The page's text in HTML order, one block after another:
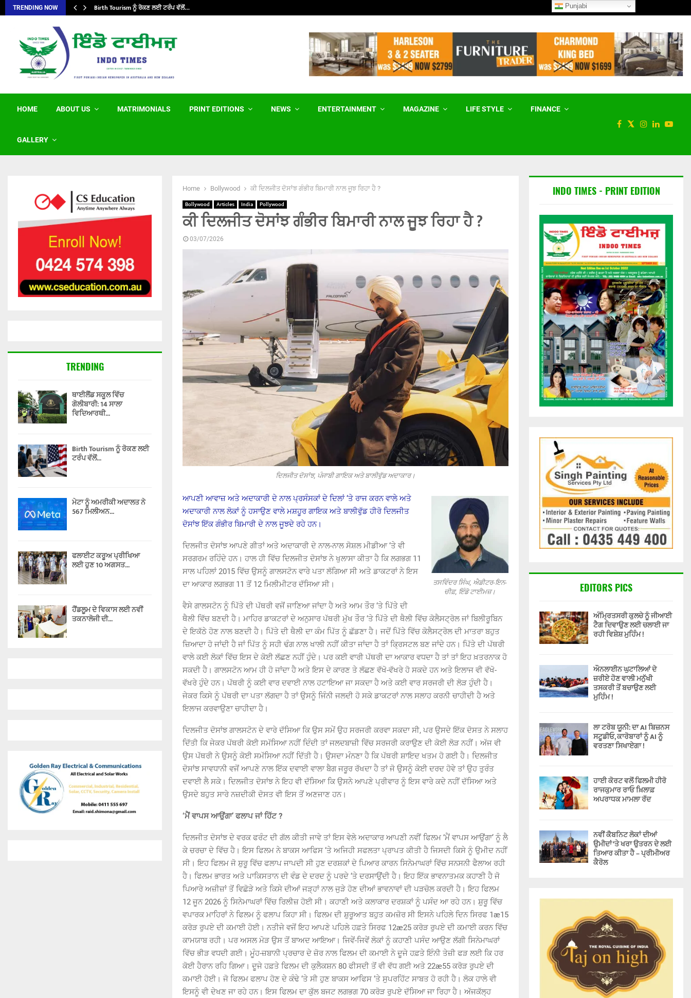
TRENDING NOW Birth Tourism ਨੂੰ ਰੋਕਣ ਲਈ ਟਰੰਪ ਵੱਲੋਂ… ਫਲਾਈਟ ਕਰੂਅ ਪ੍ਰੀਖਿਆ ਲਈ ਹੁਣ
HOME ABOUT US MATRIMONIALS PRINT EDITIONS NEWS ENTERTAINMENT MAGAZINE LIFE STYLE FINANCE
GALLERY
Home Bollywood ਕੀ ਦਿਲਜੀਤ ਦੋਸਾਂਝ ਗੰਭੀਰ ਬਿਮਾਰੀ ਨਾਲ ਜੂਝ ਰਿਹਾ ਹੈ ?
Bollywood Articles India Pollywood
ਕੀ ਦਿਲਜੀਤ ਦੋਸਾਂਝ ਗੰਭੀਰ ਬਿਮਾਰੀ ਨਾਲ ਜੂਝ ਰਿਹਾ ਹੈ ?
03/07/2026
ਦਿਲਜੀਤ ਦੋਸਾਂਝ, ਪੰਜਾਬੀ ਗਾਇਕ ਅਤੇ ਬਾਲੀਵੁੱਡ ਅਦਾਕਾਰ।
ਤਸਵਿੰਦਰ ਸਿੰਘ, ਐਡੀਟਰ-ਇਨ-
ਚੀਫ਼, ਇੰਡੋ ਟਾਈਮਜ਼।
ਆਪਣੀ ਆਵਾਜ਼ ਅਤੇ ਅਦਾਕਾਰੀ ਦੇ ਨਾਲ ਪ੍ਰਸੰਸਕਾਂ ਦੇ ਦਿਲਾਂ ‘ਤੇ ਰਾਜ ਕਰਨ ਵਾਲੇ ਅਤੇ
ਅਦਾਕਾਰੀ ਨਾਲ ਲੋਕਾਂ ਨੂੰ ਹਸਾਉਣ ਵਾਲੇ ਮਸ਼ਹੂਰ ਗਾਇਕ ਅਤੇ ਬਾਲੀਵੁੱਡ ਹੀਰੋ ਦਿਲਜੀਤ
ਦੋਸਾਂਝ ਇੱਕ ਗੰਭੀਰ ਬਿਮਾਰੀ ਦੇ ਨਾਲ ਜੂਝਦੇ ਰਹੇ ਹਨ।
ਦਿਲਜੀਤ ਦੋਸਾਂਝ ਆਪਣੇ ਗੀਤਾਂ ਅਤੇ ਅਦਾਕਾਰੀ ਦੇ ਨਾਲ-ਨਾਲ ਸੋਸ਼ਲ ਮੀਡੀਆ ‘ਤੇ ਵੀ
ਸਰਗਰਮ ਰਹਿੰਦੇ ਹਨ। ਹਾਲ ਹੀ ਵਿੱਚ ਦਿਲਜੀਤ ਦੋਸਾਂਝ ਨੇ ਖੁਲਾਸਾ ਕੀਤਾ ਹੈ ਕਿ ਲਗਭਗ 11
ਸਾਲ ਪਹਿਲਾਂ 2015 ਵਿੱਚ ਉਸਨੂੰ ਗਾਲਸਟੋਨ ਵਾਰੇ ਪਤਾ ਲੱਗਿਆ ਸੀ ਅਤੇ ਡਾਕਟਰਾਂ ਨੇ ਇਸ
ਦਾ ਆਕਾਰ ਲਗਭਗ 11 ਤੋਂ 12 ਮਿਲੀਮੀਟਰ ਦੱਸਿਆ ਸੀ।
ਵੈਸੇ ਗਾਲਸਟੋਨ ਨੂੰ ਪਿੱਤੇ ਦੀ ਪੱਥਰੀ ਵਜੋਂ ਜਾਣਿਆ ਜਾਂਦਾ ਹੈ ਅਤੇ ਆਮ ਤੌਰ ‘ਤੇ ਪਿੱਤੇ ਦੀ
ਥੈਲੀ ਵਿੱਚ ਬਣਦੀ ਹੈ। ਮਾਹਿਰ ਡਾਕਟਰਾਂ ਦੇ ਅਨੁਸਾਰ ਪੱਥਰੀ ਮੁੱਖ ਤੌਰ ‘ਤੇ ਪਿੱਤੇ ਦੀ ਥੈਲੀ ਵਿੱਚ ਕੋਲੈਸਟ੍ਰੋਲ ਜਾਂ ਬਿਲੀਰੂਬਿਨ
ਦੇ ਇਕੱਠੇ ਹੋਣ ਨਾਲ ਬਣਦੀ ਹੈ। ਪਿੱਤੇ ਦੀ ਥੈਲੀ ਦਾ ਕੰਮ ਪਿੱਤ ਨੂੰ ਛੱਡਣਾ ਹੈ। ਜਦੋਂ ਪਿੱਤੇ ਵਿੱਚ ਕੋਲੈਸਟ੍ਰੋਲ ਦੀ ਮਾਤਰਾ ਬਹੁਤ
ਜ਼ਿਆਦਾ ਹੋ ਜਾਂਦੀ ਹੈ ਜਾਂ ਪਿੱਤ ਨੂੰ ਸਹੀ ਢੰਗ ਨਾਲ ਖਾਲੀ ਨਹੀਂ ਕੀਤਾ ਜਾਂਦਾ ਹੈ ਤਾਂ ਕ੍ਰਿਸਟਲ ਬਣ ਜਾਂਦੇ ਹਨ। ਪਿੱਤੇ ਦੀ ਪੱਥਰੀ
ਵਾਲੇ ਕਈ ਲੋਕਾਂ ਵਿੱਚ ਇਸ ਦੇ ਕੋਈ ਲੱਛਣ ਨਹੀਂ ਹੁੰਦੇ। ਪਰ ਕਈ ਵਾਰੀ ਪੱਥਰੀ ਦਾ ਆਕਾਰ ਵਧਦਾ ਹੈ ਤਾਂ ਤਾਂ ਇਹ ਖ਼ਤਰਨਾਕ ਹੋ
ਸਕਦੀ ਹੈ। ਗਾਲਸਟੋਨ ਆਮ ਹੀ ਹੋ ਜਾਂਦਾ ਹੈ ਅਤੇ ਇਸ ਦੇ ਕਾਰਣ ਤੇ ਲੱਛਣ ਵੱਖੋ-ਵੱਖਰੇ ਹੋ ਸਕਦੇ ਹਨ ਅਤੇ ਇਲਾਜ ਵੀ ਵੱਖੋ-
ਵੱਖਰੇ ਹੁੰਦੇ ਹਨ। ਪੱਥਰੀ ਨੂੰ ਕਈ ਵਾਰ ਦਵਾਈ ਨਾਲ ਹਟਾਇਆ ਜਾ ਸਕਦਾ ਹੈ ਅਤੇ ਕਈ ਵਾਰ ਸਰਜਰੀ ਦੀ ਲੋੜ ਹੁੰਦੀ ਹੈ।
ਜੇਕਰ ਕਿਸੇ ਨੂੰ ਪੱਥਰੀ ਦਾ ਪਤਾ ਲੱਗਦਾ ਹੈ ਤਾਂ ਉਸਨੂੰ ਜਿੰਨੀ ਜਲਦੀ ਹੋ ਸਕੇ ਡਾਕਟਰਾਂ ਨਾਲ ਸਲਾਹ ਕਰਨੀ ਚਾਹੀਦੀ ਹੈ ਅਤੇ
ਇਲਾਜ ਕਰਵਾਉਣਾ ਚਾਹੀਦਾ ਹੈ।
ਦਿਲਜੀਤ ਦੋਸਾਂਝ ਗਾਲਸਟੋਨ ਦੇ ਵਾਰੇ ਦੱਸਿਆ ਕਿ ਉਸ ਸਮੇਂ ਉਹ ਸਰਜਰੀ ਕਰਵਾ ਸਕਦਾ ਸੀ, ਪਰ ਉਸਦੇ ਇੱਕ ਦੋਸਤ ਨੇ ਸਲਾਹ
ਦਿੱਤੀ ਕਿ ਜੇਕਰ ਪੱਥਰੀ ਕੋਈ ਸਮੱਸਿਆ ਨਹੀਂ ਦਿੰਦੀ ਤਾਂ ਜਲਦਬਾਜ਼ੀ ਵਿੱਚ ਸਰਜਰੀ ਕਰਾਉਣ ਦੀ ਕੋਈ ਲੋੜ ਨਹੀਂ। ਅੱਜ ਵੀ
ਉਸ ਪੱਥਰੀ ਨੇ ਉਸਨੂੰ ਕੋਈ ਸਮੱਸਿਆ ਨਹੀਂ ਦਿੱਤੀ ਹੈ। ਉਸਦਾ ਮੰਨਣਾ ਹੈ ਕਿ ਪੱਥਰੀ ਸ਼ਾਇਦ ਖਤਮ ਹੋ ਗਈ ਹੈ। ਦਿਲਜੀਤ
ਦੋਸਾਂਝ ਸਾਵਧਾਨੀ ਵਜੋਂ ਆਪਣੇ ਨਾਲ ਇੱਕ ਦਵਾਈ ਵਾਲਾ ਬੈਗ ਜਰੂਰ ਰੱਖਦਾ ਹੈ ਤਾਂ ਜੋ ਉਸਨੂੰ ਕੋਈ ਦਰਦ ਹੋਵੇ ਤਾਂ ਉਹ ਤੁਰੰਤ
ਦਵਾਈ ਲੈ ਸਕੇ। ਦਿਲਜੀਤ ਦੋਸਾਂਝ ਨੇ ਇਹ ਵੀ ਦੱਸਿਆ ਕਿ ਉਸਨੇ ਆਪਣੇ ਪ੍ਰੀਵਾਰ ਨੂੰ ਇਸ ਵਾਰੇ ਕਦੇ ਨਹੀਂ ਦੱਸਿਆ ਅਤੇ
ਉਸਦੇ ਬਹੁਤ ਸਾਰੇ ਨਜ਼ਦੀਕੀ ਦੋਸਤ ਵੀ ਇਸ ਤੋਂ ਅਣਜਾਣ ਹਨ।
‘ਮੈਂ ਵਾਪਸ ਆਉਂਗਾ’ ਫਲਾਪ ਜਾਂ ਹਿੱਟ ?
ਦਿਲਜੀਤ ਦੋਸਾਂਝ ਦੇ ਵਰਕ ਫਰੰਟ ਦੀ ਗੱਲ ਕੀਤੀ ਜਾਵੇ ਤਾਂ ਇਸ ਵੇਲੇ ਅਦਾਕਾਰ ਆਪਣੀ ਨਵੀਂ ਫਿਲਮ ‘ਮੈਂ ਵਾਪਸ ਆਉਂਗਾ’ ਨੂੰ ਲੈ
ਕੇ ਚਰਚਾ ਦੇ ਵਿੱਚ ਹੈ। ਇਸ ਫਿਲਮ ਨੇ ਬਾਕਸ ਆਫਿਸ ‘ਤੇ ਅਜਿਹੀ ਸਫਲਤਾ ਪ੍ਰਾਪਤ ਕੀਤੀ ਹੈ ਜਿਸਦੀ ਕਿਸੇ ਨੂੰ ਉਮੀਦ ਨਹੀਂ
ਸੀ। ਇਹ ਫਿਲਮ ਜੋ ਸ਼ੁਰੂ ਵਿੱਚ ਫਲਾਪ ਜਾਪਦੀ ਸੀ ਹੁਣ ਦਰਸ਼ਕਾਂ ਦੇ ਪਿਆਰ ਕਾਰਨ ਸਿਨੇਮਾਘਰਾਂ ਵਿੱਚ ਸਨਸਨੀ ਫੈਲਾਅ ਰਹੀ
ਹੈ। ਫਿਲਮ ਭਾਰਤ ਅਤੇ ਪਾਕਿਸਤਾਨ ਦੀ ਵੰਡ ਦੇ ਦਰਦ ਨੂੰ ਪਰਦੇ ‘ਤੇ ਦਰਸਾਉਂਦੀ ਹੈ। ਇਹ ਇੱਕ ਭਾਵਨਾਤਮਕ ਕਹਾਣੀ ਹੈ ਜੋ
ਪਿਆਰੇ ਅਜ਼ੀਜ਼ਾਂ ਤੋਂ ਵਿਛੋੜੇ ਅਤੇ ਕਿਸੇ ਦੀਆਂ ਜੜ੍ਹਾਂ ਨਾਲ ਜੁੜੇ ਹੋਣ ਦੀਆਂ ਭਾਵਨਾਵਾਂ ਦੀ ਪੜਚੋਲ ਕਰਦੀ ਹੈ। ਇਹ ਫਿਲਮ
12 ਜੂਨ 2026 ਨੂੰ ਸਿਨੇਮਾਘਰਾਂ ਵਿੱਚ ਰਿਲੀਜ਼ ਹੋਈ ਸੀ। ਕਹਾਣੀ ਅਤੇ ਕਲਾਕਾਰ ਦਰਸ਼ਕਾਂ ਨੂੰ ਪਸੰਦ ਆ ਰਹੇ ਹਨ। ਸ਼ੁਰੂ ਵਿੱਚ
ਵਪਾਰਕ ਮਾਹਿਰਾਂ ਨੇ ਫਿਲਮ ਨੂੰ ਫਲਾਪ ਕਿਹਾ ਸੀ। ਫਿਲਮ ਦੀ ਸ਼ੁਰੂਆਤ ਬਹੁਤ ਕਮਜ਼ੋਰ ਸੀ ਇਸਨੇ ਪਹਿਲੇ ਦਿਨ ਸਿਰਫ 1æ15
ਕਰੋੜ ਰੁਪਏ ਦੀ ਕਮਾਈ ਹੋਈ। ਨਤੀਜੇ ਵਜੋਂ ਇਹ ਆਪਣੇ ਪਹਿਲੇ ਹਫ਼ਤੇ ਸਿਰਫ 12æ25 ਕਰੋੜ ਰੁਪਏ ਦੀ ਕਮਾਈ ਕਰਨ ਵਿੱਚ
ਕਾਮਯਾਬ ਰਹੀ। ਪਰ ਅਸਲ ਮੋੜ ਉਸ ਤੋਂ ਬਾਅਦ ਆਇਆ। ਜਿਵੇਂ-ਜਿਵੇਂ ਲੋਕਾਂ ਨੂੰ ਕਹਾਣੀ ਪਸੰਦ ਆਉਣ ਲੱਗੀ ਸਿਨੇਮਾਘਰਾਂ
ਵਿੱਚ ਭੀੜ ਵਧਦੀ ਗਈ। ਮੂੰਹ-ਜ਼ਬਾਨੀ ਪ੍ਰਚਾਰ ਦੇ ਜ਼ੋਰ ਨਾਲ ਫਿਲਮ ਦੀ ਕਮਾਈ ਨੇ ਦੂਜੇ ਹਫ਼ਤੇ ਇੰਨੀ ਤੇਜ਼ੀ ਫੜ ਲਈ ਕਿ ਹਰ
ਕੋਈ ਹੈਰਾਨ ਰਹਿ ਗਿਆ। ਦੂਜੇ ਹਫ਼ਤੇ ਫਿਲਮ ਦੀ ਕੁਲੈਕਸ਼ਨ 80 ਫੀਸਦੀ ਤੋਂ ਵੀ ਵੱਧ ਗਈ ਅਤੇ 22æ55 ਕਰੋੜ ਰੁਪਏ ਦੀ
ਕਮਾਈ ਹੋਈ। ਜੋ ਫਿਲਮ ਫਲਾਪ ਹੋਣ ਦੇ ਕੰਢੇ ‘ਤੇ ਸੀ ਹੁਣ ਬਾਕਸ ਆਫਿਸ ‘ਤੇ ਸੁਪਰਹਿੱਟ ਸਾਬਤ ਹੋ ਰਹੀ ਹੈ। ਲੋਕ ਹਾਲੇ ਵੀ
ਇਸਨੂੰ ਵੀ ਦੇਖਣ ਜਾ ਰਹੇ ਹਨ। ਇਸ ਫਿਲਮ ਦਾ ਕੁੱਲ ਬਜਟ ਲਗਭਗ 70 ਕਰੋੜ ਰੁਪਏ ਦੱਸਿਆ ਜਾ ਰਿਹਾ ਹੈ। ਅੱਜਕੱਲ੍ਹ
TRENDING
ਥਾਈਲੈਂਡ ਸਕੂਲ ਵਿੱਚ
ਗੋਲੀਬਾਰੀ: 14 ਸਾਲਾ
ਵਿਦਿਆਰਥੀ...
Birth Tourism ਨੂੰ ਰੋਕਣ ਲਈ
ਟਰੰਪ ਵੱਲੋਂ...
ਮੇਟਾ ਨੂੰ ਅਮਰੀਕੀ ਅਦਾਲਤ ਨੇ
567 ਮਿਲੀਅਨ...
ਫਲਾਈਟ ਕਰੂਅ ਪ੍ਰੀਖਿਆ
ਲਈ ਹੁਣ 10 ਅਗਸਤ...
ਹੈਂਡਲੂਮ ਦੇ ਵਿਕਾਸ ਲਈ ਨਵੀਂ
ਤਕਨਾਲੋਜੀ ਦੀ...
INDO TIMES - PRINT EDITION
EDITORS PICS
ਅੰਮ੍ਰਿਤਸਰੀ ਕੁਲਚੇ ਨੂੰ ਜੀਆਈ
ਟੈਗ ਦਿਵਾਉਣ ਲਈ ਚਲਾਈ ਜਾ
ਰਹੀ ਵਿਸ਼ੇਸ਼ ਮੁਹਿੰਮ !
ਔਨਲਾਈਨ ਘੁਟਾਲਿਆਂ ਦੇ
ਜ਼ਰੀਏ ਹੋਣ ਵਾਲੀ ਮਨੁੱਖੀ
ਤਸਕਰੀ ਤੋਂ ਬਚਾਉਣ ਲਈ
ਮੁਹਿੰਮ !
ਲਾ ਟਰੋਬ ਯੂਨੀ: ਦਾ AI ਬਿਜ਼ਨਸ
ਸਟੂਡੀਓ, ਕਾਰੋਬਾਰਾਂ ਨੂੰ AI ਨੂੰ
ਵਰਤਣਾ ਸਿਖਾਏਗਾ !
ਹਾਈ ਕੋਰਟ ਵਲੋਂ ਫਿਲਮੀ ਹੀਰੋ
ਰਾਜਕੁਮਾਰ ਰਾਓ ਖ਼ਿਲਾਫ਼
ਅਪਰਾਧਕ ਮਾਮਲਾ ਰੱਦ
ਨਵੀਂ ਕੈਬਨਿਟ ਲੋਕਾਂ ਦੀਆਂ
ਉਮੀਦਾਂ ‘ਤੇ ਖਰਾ ਉਤਰਨ ਦੇ ਲਈ
ਤਿਆਰ ਕੀਤਾ ਹੈ – ਪ੍ਰੀਮੀਅਰ
ਕੈਰੋਲ
Punjabi